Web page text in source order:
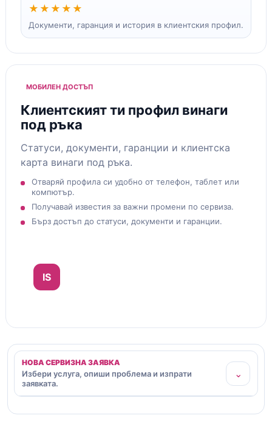
★★★★★
Документи, гаранция и история в клиентския профил.
МОБИЛЕН ДОСТЪП
Клиентският ти профил винаги
под ръка
Статуси, документи, гаранции и клиентска
карта винаги под ръка.
Отваряй профила си удобно от телефон, таблет или
компютър.
Получавай известия за важни промени по сервиза.
Бърз достъп до статуси, документи и гаранции.
IS
НОВА СЕРВИЗНА ЗАЯВКА
Избери услуга, опиши проблема и изпрати
заявката.
⌄